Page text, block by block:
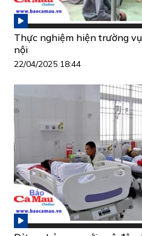
Thực nghiệm hiện trường
nội
22/04/2025 18:44